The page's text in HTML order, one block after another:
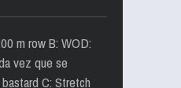
m row B: WOD:
vez que se
C: Stretch